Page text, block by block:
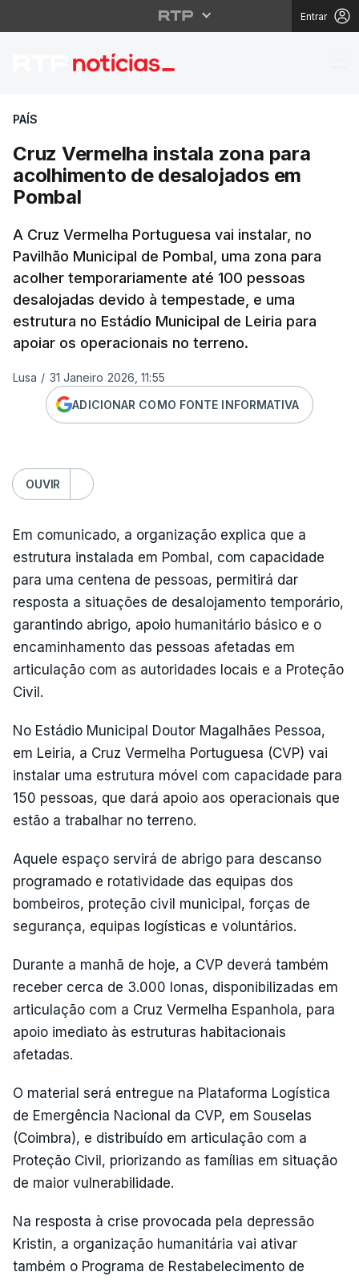
Entrar
Cruz Vermelha
PAÍS
Cruz Vermelha instala zona para
acolhimento de desalojados em
Pombal
A Cruz Vermelha Portuguesa vai instalar, no
Pavilhão Municipal de Pombal, uma zona para
acolher temporariamente até 100 pessoas
desalojadas devido à tempestade, e uma
estrutura no Estádio Municipal de Leiria para
apoiar os operacionais no terreno.
Lusa / 31 Janeiro 2026, 11:55
ADICIONAR COMO FONTE INFORMATIVA
OUVIR
Em comunicado, a organização explica que a
estrutura instalada em Pombal, com capacidade
para uma centena de pessoas, permitirá dar
resposta a situações de desalojamento temporário,
garantindo abrigo, apoio humanitário básico e o
encaminhamento das pessoas afetadas em
articulação com as autoridades locais e a Proteção
Civil.
No Estádio Municipal Doutor Magalhães Pessoa,
em Leiria, a Cruz Vermelha Portuguesa (CVP) vai
instalar uma estrutura móvel com capacidade para
150 pessoas, que dará apoio aos operacionais que
estão a trabalhar no terreno.
Aquele espaço servirá de abrigo para descanso
programado e rotatividade das equipas dos
bombeiros, proteção civil municipal, forças de
segurança, equipas logísticas e voluntários.
Durante a manhã de hoje, a CVP deverá também
receber cerca de 3.000 lonas, disponibilizadas em
articulação com a Cruz Vermelha Espanhola, para
apoio imediato às estruturas habitacionais
afetadas.
O material será entregue na Plataforma Logística
de Emergência Nacional da CVP, em Souselas
(Coimbra), e distribuído em articulação com a
Proteção Civil, priorizando as famílias em situação
de maior vulnerabilidade.
Na resposta à crise provocada pela depressão
Kristin, a organização humanitária vai ativar
também o Programa de Restabelecimento de